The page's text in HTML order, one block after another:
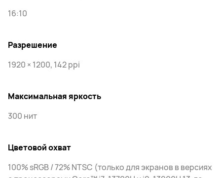
16:10
Разрешение
1920 × 1200, 142 ppi
Максимальная яркость
300 нит
Цветовой охват
100% sRGB / 72% NTSC (только для экранов в версиях